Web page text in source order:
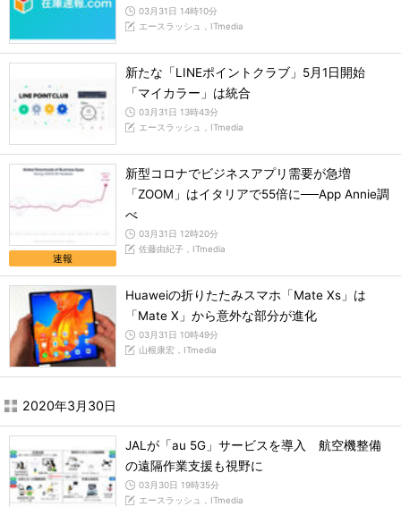
03月31日 14時10分
エースラッシュ，ITmedia
新たな「LINEポイントクラブ」5月1日開始
「マイカラー」は統合
03月31日 13時43分
エースラッシュ，ITmedia
速報
新型コロナでビジネスアプリ需要が急増
「ZOOM」はイタリアで55倍に──App Annie調
べ
03月31日 12時20分
佐藤由紀子，ITmedia
Huaweiの折りたたみスマホ「Mate Xs」は
「Mate X」から意外な部分が進化
03月31日 10時49分
山根康宏，ITmedia
2020年3月30日
JALが「au 5G」サービスを導入 航空機整備
の遠隔作業支援も視野に
03月30日 19時35分
エースラッシュ，ITmedia